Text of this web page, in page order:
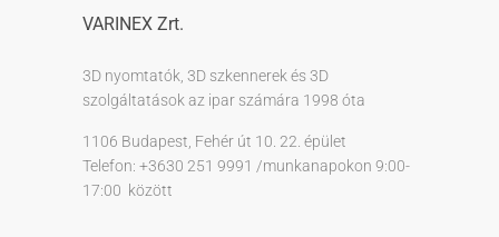
VARINEX Zrt.
3D nyomtatók, 3D szkennerek és 3D
szolgáltatások az ipar számára 1998 óta
1106 Budapest, Fehér út 10. 22. épület
Telefon: +3630 251 9991 /munkanapokon 9:00-
17:00 között